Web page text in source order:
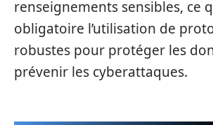
renseignements sensibles, ce
obligatoire l’utilisation de
robustes pour protéger les
prévenir les cyberattaques.